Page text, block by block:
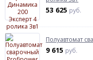
53 625 руб.
Полуавтомат
9 615 руб.